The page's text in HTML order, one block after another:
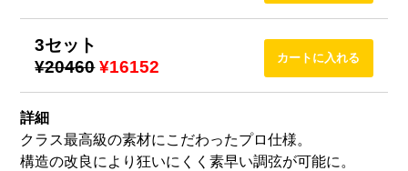
3セット
¥20460 ¥16152
詳細
クラス最高級の素材にこだわったプロ仕様。
構造の改良により狂いにくく素早い調弦が可能に。